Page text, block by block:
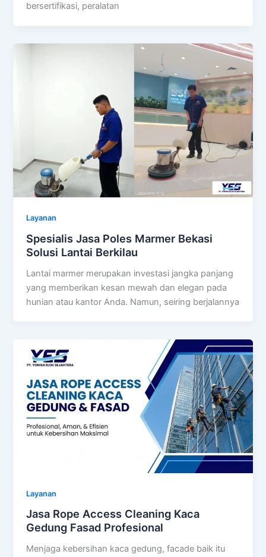
bersertifikasi, peralatan
Layanan
Spesialis Jasa Poles Marmer Bekasi
Solusi Lantai Berkilau
Lantai marmer merupakan investasi jangka panjang
yang memberikan kesan mewah dan elegan pada
hunian atau kantor Anda. Namun, seiring berjalannya
Layanan
Jasa Rope Access Cleaning Kaca
Gedung Fasad Profesional
Menjaga kebersihan kaca gedung, facade baik itu